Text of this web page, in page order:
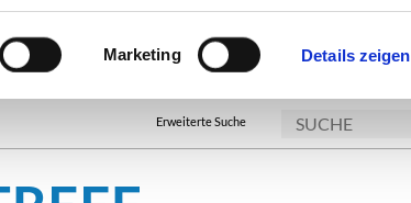
Marketing Details zeigen
Erweiterte Suche